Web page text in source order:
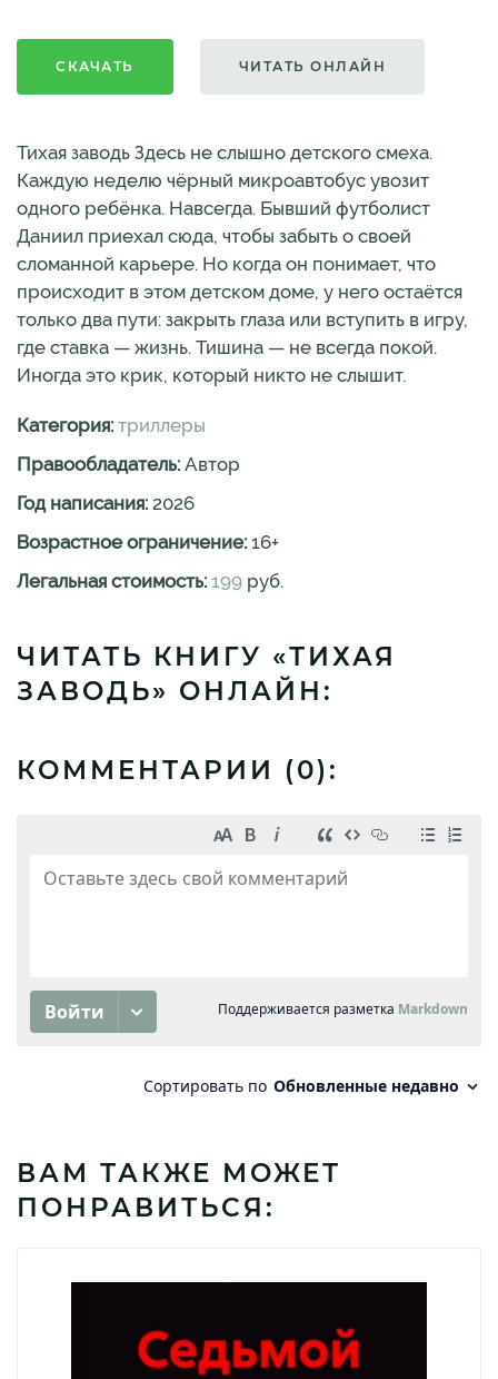
СКАЧАТЬ ЧИТАТЬ ОНЛАЙН
Тихая заводь Здесь не слышно детского смеха.
Каждую неделю чёрный микроавтобус увозит
одного ребёнка. Навсегда. Бывший футболист
Даниил приехал сюда, чтобы забыть о своей
сломанной карьере. Но когда он понимает, что
происходит в этом детском доме, у него остаётся
только два пути: закрыть глаза или вступить в игру,
где ставка — жизнь. Тишина — не всегда покой.
Иногда это крик, который никто не слышит.
Категория: триллеры
Правообладатель: Автор
Год написания: 2026
Возрастное ограничение: 16+
Легальная стоимость: 199 руб.
ЧИТАТЬ КНИГУ «ТИХАЯ
ЗАВОДЬ» ОНЛАЙН:
КОММЕНТАРИИ (0):
ВАМ ТАКЖЕ МОЖЕТ
ПОНРАВИТЬСЯ: